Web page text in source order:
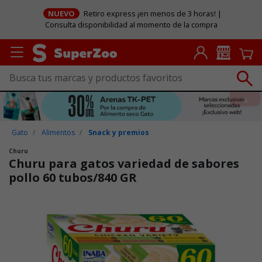
NUEVO
Retiro express ¡en menos de 3 horas! |
Consulta disponibilidad al momento de la compra
Gato Alimentos Snack y premios
Churu
Churu para gatos variedad de sabores
pollo 60 tubos/840 GR